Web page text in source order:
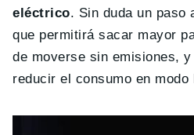
eléctrico. Sin duda un paso
que permitirá sacar mayor
de moverse sin emisiones,
reducir el consumo en modo